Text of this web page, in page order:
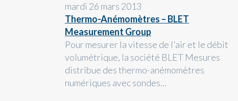
mardi 26 mars 2013
Thermo-Anémomètres – BLET
Measurement Group
Pour mesurer la vitesse de l'air et le débit
volumétrique, la société BLET Mesures
distribue des thermo-anémomètres
numériques avec sondes...